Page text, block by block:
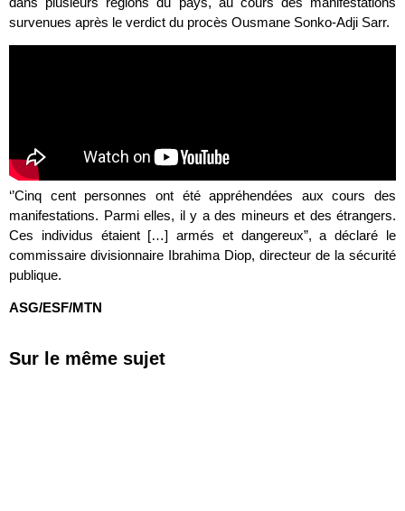
survenues après le verdict du procès Ousmane Sonko-Adji Sarr.
‘’Cinq cent personnes ont été appréhendées aux cours des
manifestations. Parmi elles, il y a des mineurs et des étrangers.
Ces individus étaient […] armés et dangereux”, a déclaré le
commissaire divisionnaire Ibrahima Diop, directeur de la sécurité
publique.
ASG/ESF/MTN
Sur le même sujet